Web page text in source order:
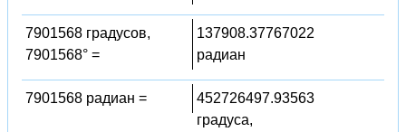
7901568 градусов,
7901568° =
137908.37767022
радиан
7901568 радиан =
452726497.93563
градуса,